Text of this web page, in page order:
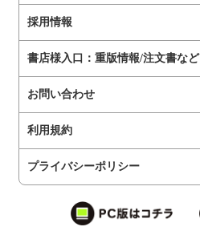
採用情報
書店様入口：重版情報/注文書など
お問い合わせ
利用規約
プライバシーポリシー